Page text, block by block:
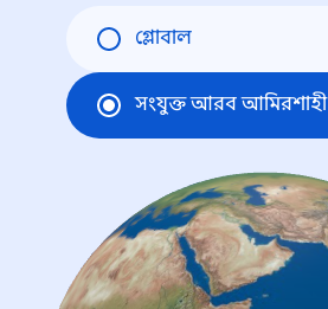
গ্লোবাল
সংযুক্ত আরব আমিরশাহী